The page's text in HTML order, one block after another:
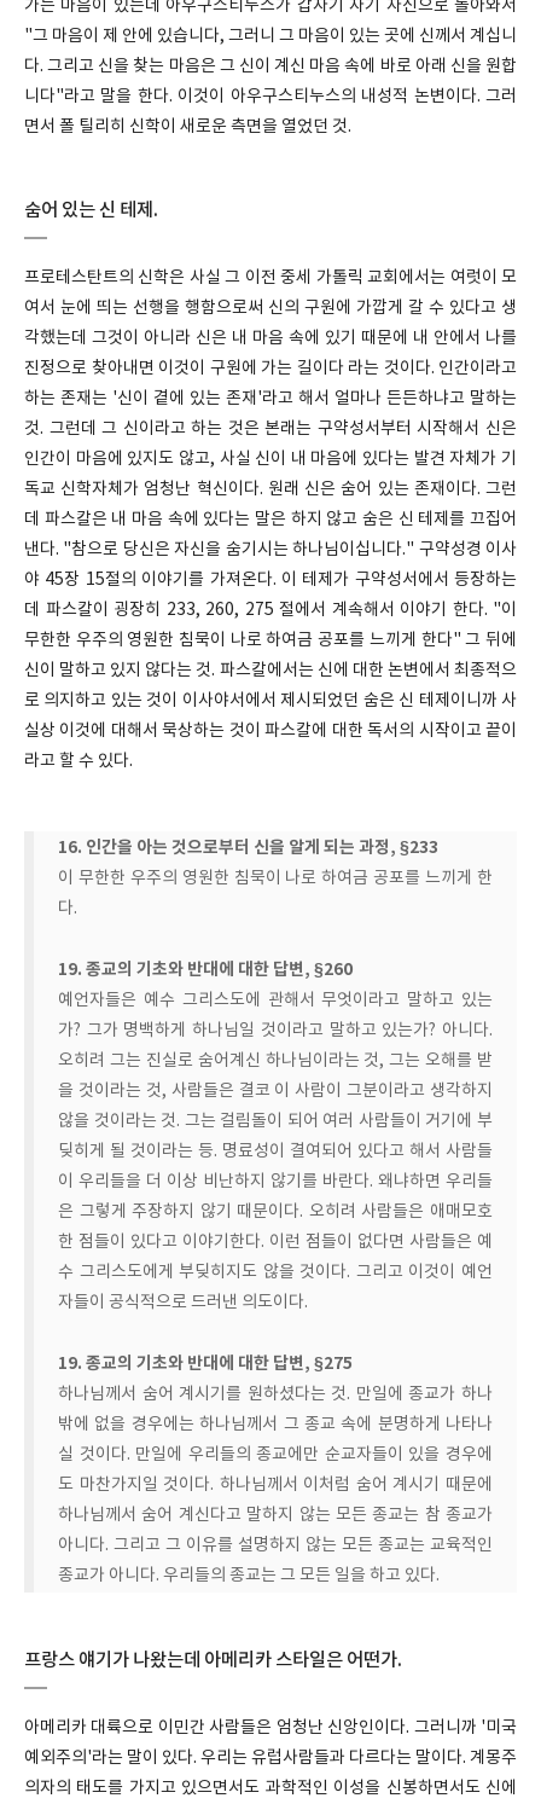
가는 마음이 있는데 아우구스티누스가 갑자기 자기 자신으로 돌아와서
"그 마음이 제 안에 있습니다, 그러니 그 마음이 있는 곳에 신께서 계십니
다. 그리고 신을 찾는 마음은 그 신이 계신 마음 속에 바로 아래 신을 원합
니다"라고 말을 한다. 이것이 아우구스티누스의 내성적 논변이다. 그러
면서 폴 틸리히 신학이 새로운 측면을 열었던 것.
숨어 있는 신 테제.
프로테스탄트의 신학은 사실 그 이전 중세 가톨릭 교회에서는 여럿이 모
여서 눈에 띄는 선행을 행함으로써 신의 구원에 가깝게 갈 수 있다고 생
각했는데 그것이 아니라 신은 내 마음 속에 있기 때문에 내 안에서 나를
진정으로 찾아내면 이것이 구원에 가는 길이다 라는 것이다. 인간이라고
하는 존재는 '신이 곁에 있는 존재'라고 해서 얼마나 든든하냐고 말하는
것. 그런데 그 신이라고 하는 것은 본래는 구약성서부터 시작해서 신은
인간이 마음에 있지도 않고, 사실 신이 내 마음에 있다는 발견 자체가 기
독교 신학자체가 엄청난 혁신이다. 원래 신은 숨어 있는 존재이다. 그런
데 파스칼은 내 마음 속에 있다는 말은 하지 않고 숨은 신 테제를 끄집어
낸다. "참으로 당신은 자신을 숨기시는 하나님이십니다." 구약성경 이사
야 45장 15절의 이야기를 가져온다. 이 테제가 구약성서에서 등장하는
데 파스칼이 굉장히 233, 260, 275 절에서 계속해서 이야기 한다. "이
무한한 우주의 영원한 침묵이 나로 하여금 공포를 느끼게 한다" 그 뒤에
신이 말하고 있지 않다는 것. 파스칼에서는 신에 대한 논변에서 최종적으
로 의지하고 있는 것이 이사야서에서 제시되었던 숨은 신 테제이니까 사
실상 이것에 대해서 묵상하는 것이 파스칼에 대한 독서의 시작이고 끝이
라고 할 수 있다.
16. 인간을 아는 것으로부터 신을 알게 되는 과정, §233
이 무한한 우주의 영원한 침묵이 나로 하여금 공포를 느끼게 한
다.
19. 종교의 기초와 반대에 대한 답변, §260
예언자들은 예수 그리스도에 관해서 무엇이라고 말하고 있는
가? 그가 명백하게 하나님일 것이라고 말하고 있는가? 아니다.
오히려 그는 진실로 숨어계신 하나님이라는 것, 그는 오해를 받
을 것이라는 것, 사람들은 결코 이 사람이 그분이라고 생각하지
않을 것이라는 것. 그는 걸림돌이 되어 여러 사람들이 거기에 부
딪히게 될 것이라는 등. 명료성이 결여되어 있다고 해서 사람들
이 우리들을 더 이상 비난하지 않기를 바란다. 왜냐하면 우리들
은 그렇게 주장하지 않기 때문이다. 오히려 사람들은 애매모호
한 점들이 있다고 이야기한다. 이런 점들이 없다면 사람들은 예
수 그리스도에게 부딪히지도 않을 것이다. 그리고 이것이 예언
자들이 공식적으로 드러낸 의도이다.
19. 종교의 기초와 반대에 대한 답변, §275
하나님께서 숨어 계시기를 원하셨다는 것. 만일에 종교가 하나
밖에 없을 경우에는 하나님께서 그 종교 속에 분명하게 나타나
실 것이다. 만일에 우리들의 종교에만 순교자들이 있을 경우에
도 마찬가지일 것이다. 하나님께서 이처럼 숨어 계시기 때문에
하나님께서 숨어 계신다고 말하지 않는 모든 종교는 참 종교가
아니다. 그리고 그 이유를 설명하지 않는 모든 종교는 교육적인
종교가 아니다. 우리들의 종교는 그 모든 일을 하고 있다.
프랑스 얘기가 나왔는데 아메리카 스타일은 어떤가.
아메리카 대륙으로 이민간 사람들은 엄청난 신앙인이다. 그러니까 '미국
예외주의'라는 말이 있다. 우리는 유럽사람들과 다르다는 말이다. 계몽주
의자의 태도를 가지고 있으면서도 과학적인 이성을 신봉하면서도 신에